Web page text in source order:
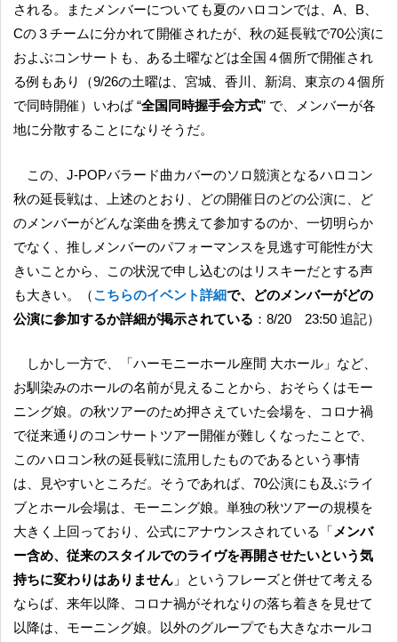
される。またメンバーについても夏のハロコンでは、A、B、
Cの３チームに分かれて開催されたが、秋の延長戦で70公演に
およぶコンサートも、ある土曜などは全国４個所で開催され
る例もあり（9/26の土曜は、宮城、香川、新潟、東京の４個所
で同時開催）いわば “全国同時握手会方式” で、メンバーが各
地に分散することになりそうだ。
この、J-POPバラード曲カバーのソロ競演となるハロコン
秋の延長戦は、上述のとおり、どの開催日のどの公演に、ど
のメンバーがどんな楽曲を携えて参加するのか、一切明らか
でなく、推しメンバーのパフォーマンスを見逃す可能性が大
きいことから、この状況で申し込むのはリスキーだとする声
も大きい。（こちらのイベント詳細で、どのメンバーがどの
公演に参加するか詳細が掲示されている ：8/20 23:50 追記）
しかし一方で、「ハーモニーホール座間 大ホール」など、
お馴染みのホールの名前が見えることから、おそらくはモー
ニング娘。の秋ツアーのため押さえていた会場を、コロナ禍
で従来通りのコンサートツアー開催が難しくなったことで、
このハロコン秋の延長戦に流用したものであるという事情
は、見やすいところだ。そうであれば、70公演にも及ぶライ
ブとホール会場は、モーニング娘。単独の秋ツアーの規模を
大きく上回っており、公式にアナウンスされている「 メンバ
ー含め、従来のスタイルでのライヴを再開させたいという気
持ちに変わりはありません 」というフレーズと併せて考える
ならば、来年以降、コロナ禍がそれなりの落ち着きを見せて
以降は、モーニング娘。以外のグループでも大きなホールコ